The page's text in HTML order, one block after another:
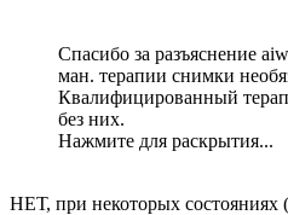
Спасибо за разъяснение
ман. терапии снимки
Квалифицированный
без них.
Нажмите для раскрытия...
НЕТ, при некоторых состояниях